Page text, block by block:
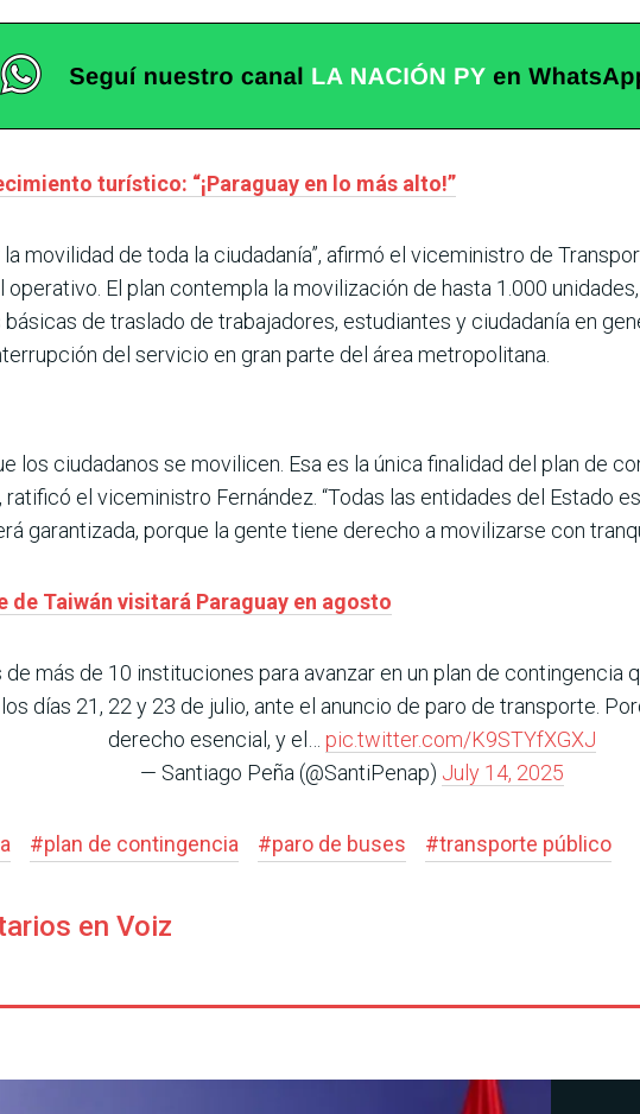
turístico: “¡Paraguay en lo más alto!”
movilidad de toda la ciudadanía”, afirmó el viceministro de
El plan contempla la movilización de hasta 1.000
de traslado de trabajadores, estudiantes y ciudadanía en
del servicio en gran parte del área metropolitana.
los ciudadanos se movilicen. Esa es la única finalidad del plan de
ratificó el viceministro Fernández. “Todas las entidades del Estado
garantizada, porque la gente tiene derecho a movilizarse con
de Taiwán visitará Paraguay en agosto
más de 10 instituciones para avanzar en un plan de contingencia
días 21, 22 y 23 de julio, ante el anuncio de paro de transporte.
derecho esencial, y el… pic.twitter.com/K9STYfXGXJ
— Santiago Peña (@SantiPenap) July 14, 2025
#plan de contingencia #paro de buses #transporte público
en Voiz